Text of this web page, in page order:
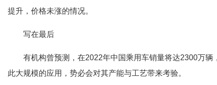
提升，价格未涨的情况。
写在最后
有机构曾预测，在2022年中国乘用车销量将达2300万
此大规模的应用，势必会对其产能与工艺带来考验。